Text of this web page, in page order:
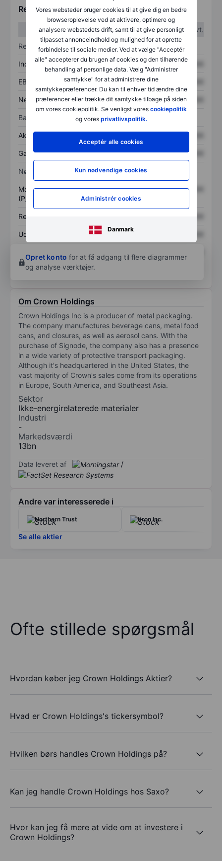
Vores websteder bruger cookies til at give dig en bedre
browseroplevelse ved at aktivere, optimere og
analysere webstedets drift, samt til at give personligt
tilpasset annonceindhold og mulighed for at oprette
forbindelse til sociale medier. Ved at vælge "Acceptér
alle" accepterer du brugen af cookies og den tilhørende
behandling af personlige data. Vælg "Administrer
samtykke" for at administrere dine
samtykkepræferencer. Du kan til enhver tid ændre dine
præferencer eller trække dit samtykke tilbage på siden
om vores cookiepolitik. Se venligst vores cookiepolitik
og vores privatlivspolitik.
Acceptér alle cookies
Kun nødvendige cookies
Administrér cookies
Danmark
Regnskabstal
1. kvt.
2. kvt.
Resultatopgørelse
Indtægter XXXXXXX XXXXXXX
EBITDA XXXXXXX
Nettoresultat XXXXXXX XXXXXXX
Balance
Aktiver i alt XXXXXXX
Gæld XXXXXXX XXXXXXX
Nøgletal
Markedsværdi/omsætning
(P/S)
XXXXXXX XXXXXXX
Resultat pr. aktie (EPS)
Udbytte pr. aktie XXXXXXX
Opret konto for at få adgang til flere diagrammer
og analyse værktøjer.
Om Crown Holdings
Crown Holdings Inc is a producer of metal packaging.
The company manufactures beverage cans, metal food
cans, and closures, as well as aerosol cans. With the
purchase of Signode, the company also has a presence
in a wide variety of protective transport packaging.
Although it's headquartered in the United States, the
vast majority of Crown's sales come from its operations
in Europe, South America, and Southeast Asia.
Sektor
Ikke-energirelaterede materialer
Industri
-
Markedsværdi
13bn
Data leveret af /
Andre var interesserede i
Northern Trust Itron Inc.
Se alle aktier
Ofte stillede spørgsmål
Hvordan køber jeg Crown Holdings Aktier?
Hvad er Crown Holdings's tickersymbol?
Hvilken børs handles Crown Holdings på?
Kan jeg handle Crown Holdings hos Saxo?
Hvor kan jeg få mere at vide om at investere i
Crown Holdings?